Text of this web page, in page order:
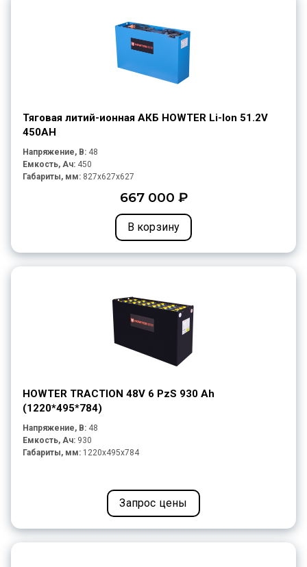
Тяговая литий-ионная АКБ HOWTER Li-Ion 51.2V
450AH
Напряжение, В: 48
Емкость, Ач: 450
Габариты, мм: 827x627x627
667 000 ₽
В корзину
HOWTER TRACTION 48V 6 PzS 930 Ah
(1220*495*784)
Напряжение, В: 48
Емкость, Ач: 930
Габариты, мм: 1220x495x784
Запрос цены